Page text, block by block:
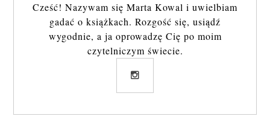
Cześć! Nazywam się Marta Kowal i uwielbiam
gadać o książkach. Rozgość się, usiądź
wygodnie, a ja oprowadzę Cię po moim
czytelniczym świecie.